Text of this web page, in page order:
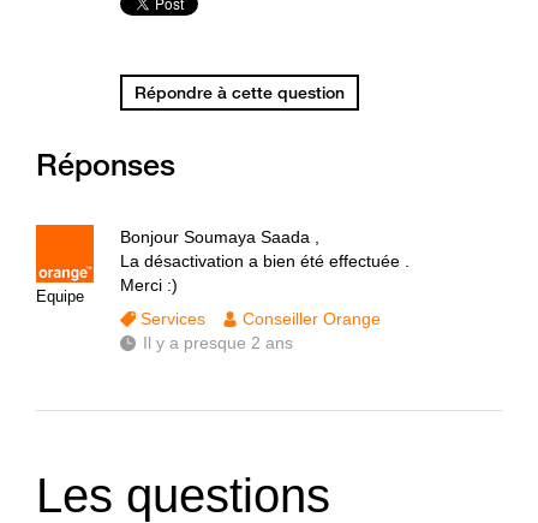
Répondre à cette question
Réponses
Equipe
Bonjour Soumaya Saada ,
La désactivation a bien été effectuée .
Merci :)
Services
Conseiller Orange
Il y a presque 2 ans
Les questions